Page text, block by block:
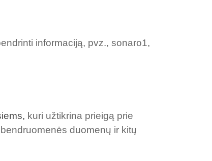
informaciją, pvz., sonaro1,
kuri užtikrina prieigą prie
duomenų ir kitų